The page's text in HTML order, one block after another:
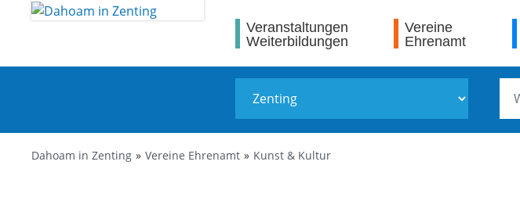
Veranstaltungen
Weiterbildungen
Vereine
Ehrenamt
Dahoam in Zenting Vereine Ehrenamt Kunst & Kultur